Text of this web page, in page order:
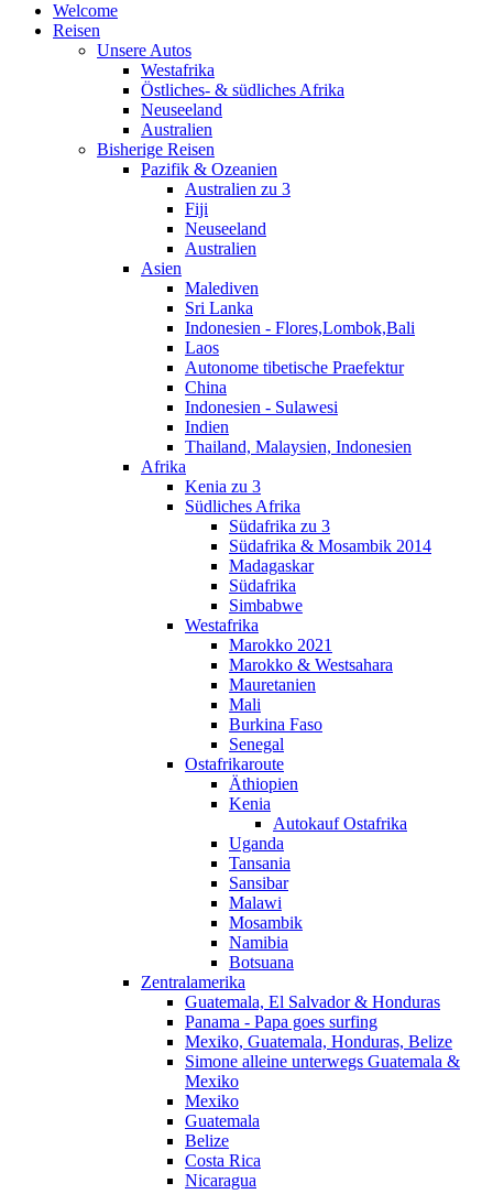
Welcome
Reisen
Unsere Autos
Westafrika
Östliches- & südliches Afrika
Neuseeland
Australien
Bisherige Reisen
Pazifik & Ozeanien
Australien zu 3
Fiji
Neuseeland
Australien
Asien
Malediven
Sri Lanka
Indonesien - Flores,Lombok,Bali
Laos
Autonome tibetische Praefektur
China
Indonesien - Sulawesi
Indien
Thailand, Malaysien, Indonesien
Afrika
Kenia zu 3
Südliches Afrika
Südafrika zu 3
Südafrika & Mosambik 2014
Madagaskar
Südafrika
Simbabwe
Westafrika
Marokko 2021
Marokko & Westsahara
Mauretanien
Mali
Burkina Faso
Senegal
Ostafrikaroute
Äthiopien
Kenia
Autokauf Ostafrika
Uganda
Tansania
Sansibar
Malawi
Mosambik
Namibia
Botsuana
Zentralamerika
Guatemala, El Salvador & Honduras
Panama - Papa goes surfing
Mexiko, Guatemala, Honduras, Belize
Simone alleine unterwegs Guatemala &
Mexiko
Mexiko
Guatemala
Belize
Costa Rica
Nicaragua